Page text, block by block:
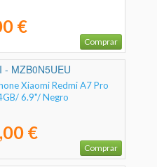
€
Comprar
- MZB0N5UEU
Xiaomi Redmi A7 Pro
6.9"/ Negro
€
Comprar